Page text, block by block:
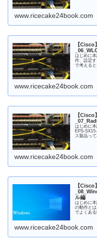
www.ricecake24book.com
【
はじめに
作、設定
で考える
www.ricecake24book.com
【
はじめに
EPS-
ス製品っ
www.ricecake24book.com
【
ル編
はじめに
の動作と
でよくあ
www.ricecake24book.com